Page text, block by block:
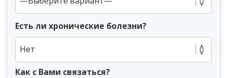
Есть ли хронические болезни?
Нет
Как с Вами связаться?